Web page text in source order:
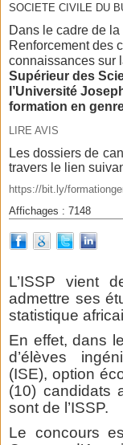
SOCIETE CIVILE DU
Dans le cadre de
Renforcement des
connaissances sur
Supérieur des
l’Université
formation en
LIRE AVIS
Les dossiers de
travers le lien
https://bit.ly/
Affichages : 7148
L’ISSP vient
admettre ses
statistique
En effet, dans
d’élèves
(ISE), option
(10) candidats
sont de l’ISSP.
Le concours